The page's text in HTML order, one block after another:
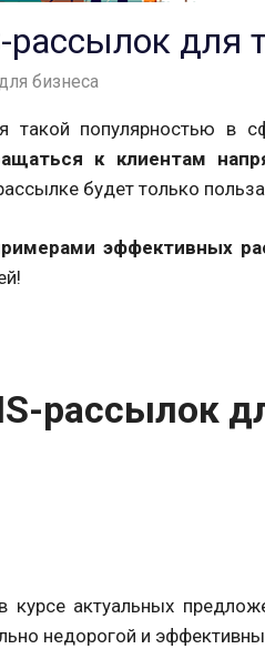
для
бизнеса
такой популярностью в
к клиентам
будет только
эффективных
рассылок
курсе актуальных
недорогой и